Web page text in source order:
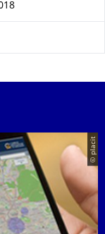
© placit